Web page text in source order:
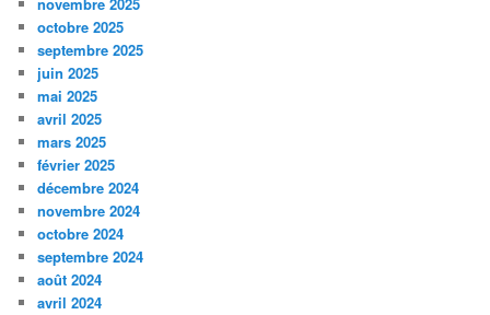
octobre 2025
septembre 2025
juin 2025
mai 2025
avril 2025
mars 2025
février 2025
décembre 2024
novembre 2024
octobre 2024
septembre 2024
août 2024
avril 2024